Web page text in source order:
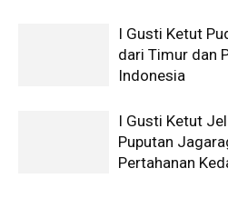
I Gusti Ketut
dari Timur dan
Indonesia
I Gusti Ketut
Puputan
Pertahanan